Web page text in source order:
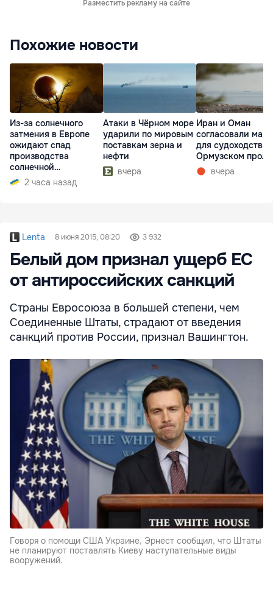
Разместить рекламу на сайте
Похожие новости
Из-за солнечного
затмения в Европе
ожидают спад
производства
солнечной
электроэнергии
2 часа назад
Атаки в Чёрном море
ударили по мировым
поставкам зерна и
нефти
вчера
Иран и Оман
согласовали
для судоходства
Ормузском
вчера
Lenta 8 июня 2015, 08:20 3 932
Белый дом признал ущерб ЕС
от антироссийских санкций
Страны Евросоюза в большей степени, чем
Соединенные Штаты, страдают от введения
санкций против России, признал Вашингтон.
Говоря о помощи США Украине, Эрнест сообщил, что Штаты
не планируют поставлять Киеву наступательные виды
вооружений.